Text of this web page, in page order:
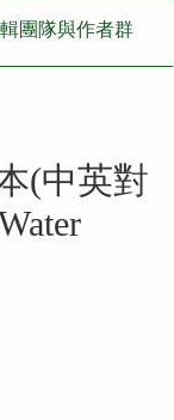
團隊與作者群
(中英對